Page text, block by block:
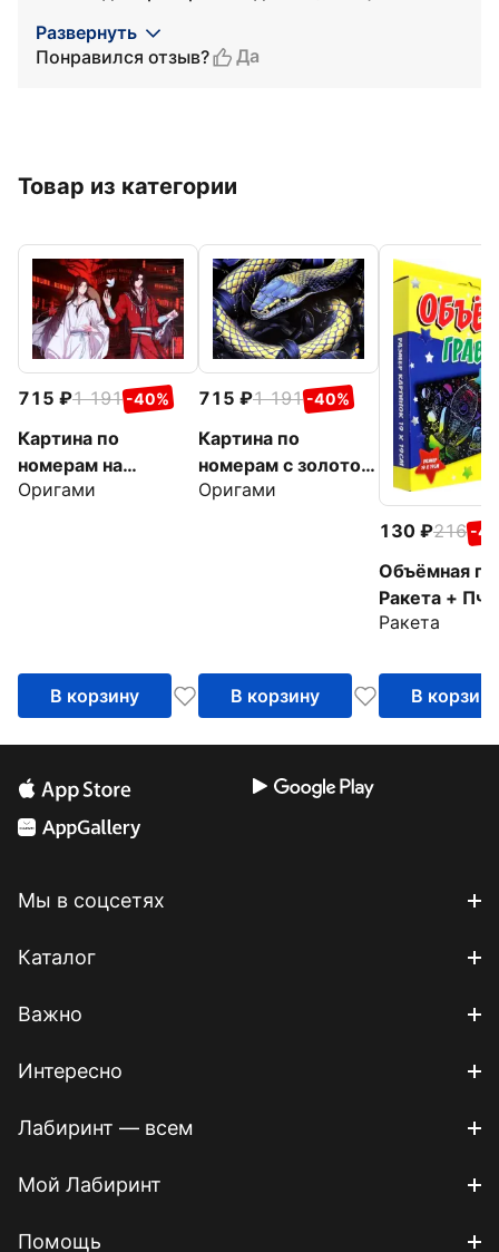
Развернуть
Понравился отзыв?
Да
Товар из категории
715 1 191 -40%
Картина по
номерам на
подрамнике
Оригами
В корзину
715 1 191 -40%
Картина по
номерам с золотом
на подрамнике
Оригами
В корзину
130 216 -
Объёмная
Ракета +
Ракета
В корзину
Мы в соцсетях
Каталог
Важно
Интересно
Лабиринт — всем
Мой Лабиринт
Помощь